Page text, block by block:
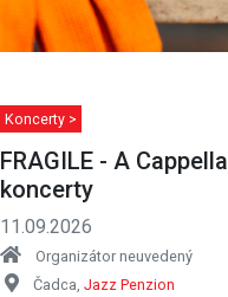
Koncerty >
FRAGILE - A Cappella
koncerty
11.09.2026
Organizátor neuvedený
Čadca, Jazz Penzion